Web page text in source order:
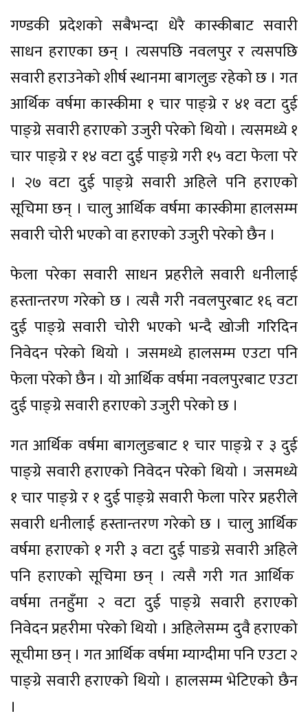
गण्डकी प्रदेशको सबैभन्दा धेरै कास्कीबाट सवारी
साधन हराएका छन् । त्यसपछि नवलपुर र त्यसपछि
सवारी हराउनेको शीर्ष स्थानमा बागलुङ रहेको छ । गत
आर्थिक वर्षमा कास्कीमा १ चार पाङ्ग्रे र ४१ वटा दुई
पाङ्ग्रे सवारी हराएको उजुरी परेको थियो । त्यसमध्ये १
चार पाङ्ग्रे र १४ वटा दुई पाङ्ग्रे गरी १५ वटा फेला परे
। २७ वटा दुई पाङ्ग्रे सवारी अहिले पनि हराएको
सूचिमा छन् । चालु आर्थिक वर्षमा कास्कीमा हालसम्म
सवारी चोरी भएको वा हराएको उजुरी परेको छैन ।
फेला परेका सवारी साधन प्रहरीले सवारी धनीलाई
हस्तान्तरण गरेको छ । त्यसै गरी नवलपुरबाट १६ वटा
दुई पाङ्ग्रे सवारी चोरी भएको भन्दै खोजी गरिदिन
निवेदन परेको थियो । जसमध्ये हालसम्म एउटा पनि
फेला परेको छैन । यो आर्थिक वर्षमा नवलपुरबाट एउटा
दुई पाङ्ग्रे सवारी हराएको उजुरी परेको छ ।
गत आर्थिक वर्षमा बागलुङबाट १ चार पाङ्ग्रे र ३ दुई
पाङ्ग्रे सवारी हराएको निवेदन परेको थियो । जसमध्ये
१ चार पाङ्ग्रे र १ दुई पाङ्ग्रे सवारी फेला पारेर प्रहरीले
सवारी धनीलाई हस्तान्तरण गरेको छ । चालु आर्थिक
वर्षमा हराएको १ गरी ३ वटा दुई पाङग्रे सवारी अहिले
पनि हराएको सूचिमा छन् । त्यसै गरी गत आर्थिक
वर्षमा तनहुँमा २ वटा दुई पाङ्ग्रे सवारी हराएको
निवेदन प्रहरीमा परेको थियो । अहिलेसम्म दुवै हराएको
सूचीमा छन् । गत आर्थिक वर्षमा म्याग्दीमा पनि एउटा २
पाङ्ग्रे सवारी हराएको थियो । हालसम्म भेटिएको छैन
।